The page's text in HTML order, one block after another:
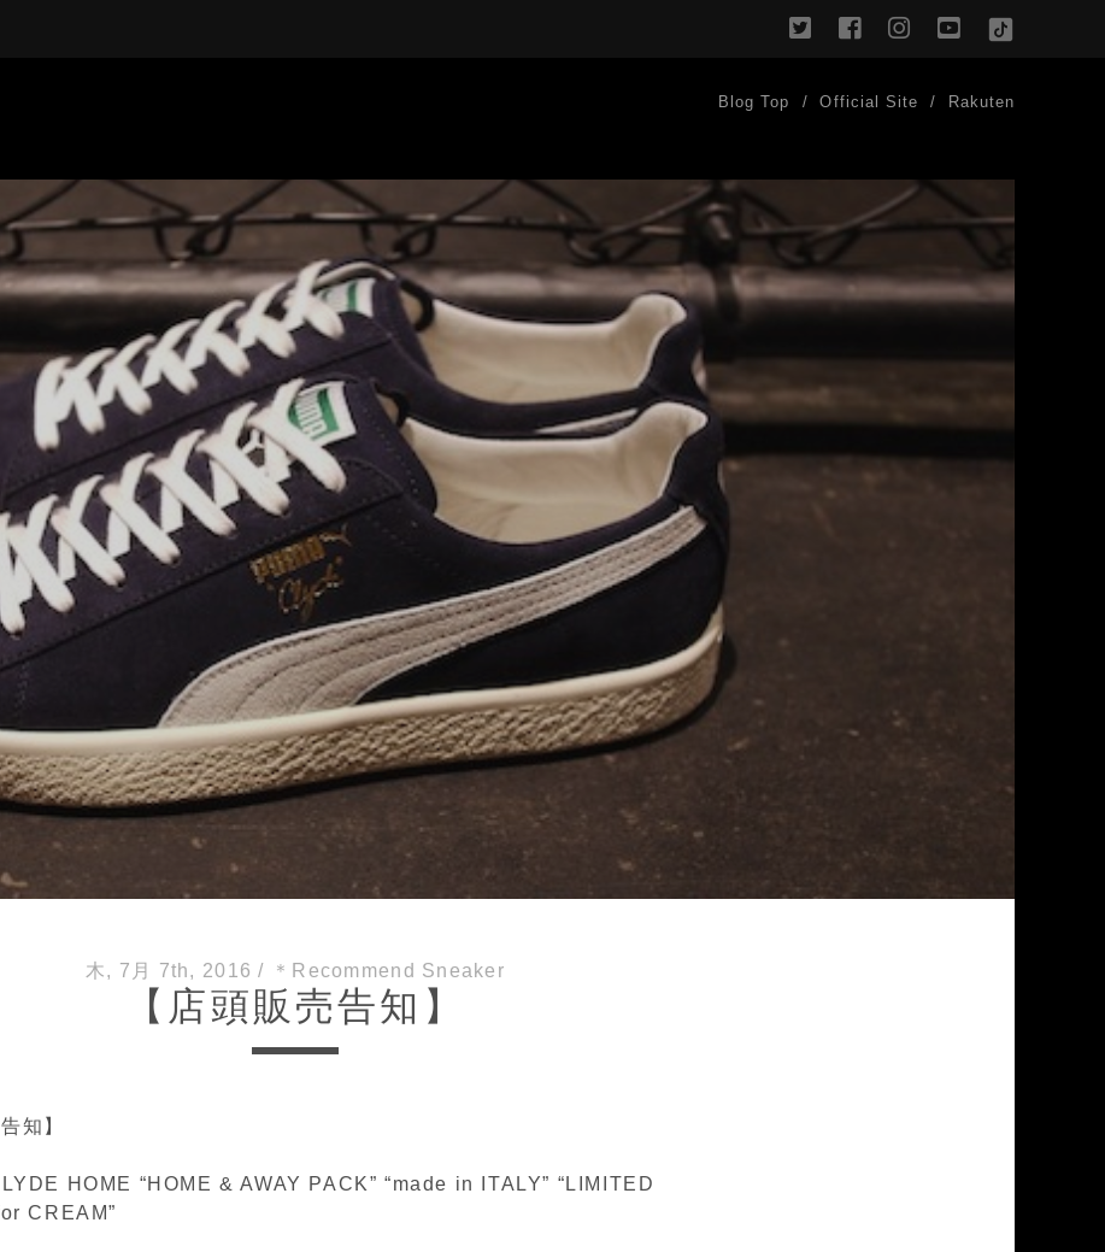
twitterfacebookinstagram
youtube
TikTok
Blog Top Official Site Rakuten
木, 7月 7th, 2016 / ＊Recommend Sneaker
【店頭販売告知】
知】
HOME “HOME & AWAY PACK” “made in ITALY” “LIMITED
CREAM”